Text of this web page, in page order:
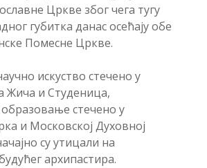
Цркве због чега тугу
губитка данас осећају обе
Помесне Цркве.
искуство стечено у
Жича и Студеница,
стечено у
и Московској Духовној
су утицали на
архипастира.